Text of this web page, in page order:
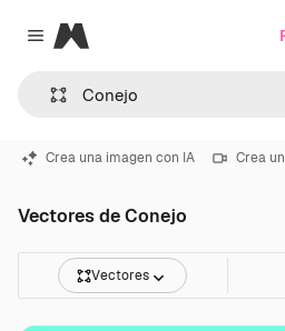
Close menu
Magnific
Crea una imagen con IA Crea
Vectores de Conejo
Vectores